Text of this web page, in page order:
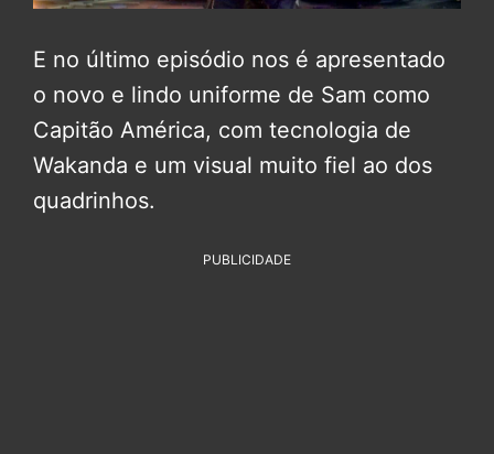
E no último episódio nos é apresentado
o novo e lindo uniforme de Sam como
Capitão América, com tecnologia de
Wakanda e um visual muito fiel ao dos
quadrinhos.
PUBLICIDADE